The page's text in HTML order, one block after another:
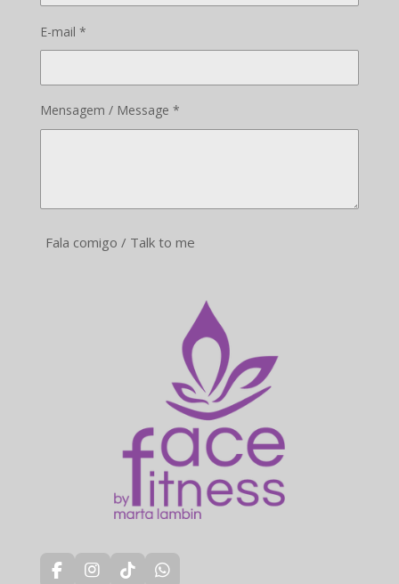
E-mail *
Mensagem / Message *
Fala comigo / Talk to me
F I T W